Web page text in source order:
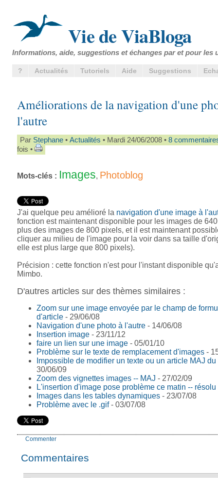
Vie de ViaBloga
Informations, aide, suggestions et échanges par et pour les
? Actualités Tutoriels Aide Suggestions
Améliorations de la navigation d'une
l'autre
Par Stephane • Actualités • Mardi 24/06/2008 • 8
fois •
Mots-clés : Images, Photoblog
J'ai quelque peu amélioré la navigation d'une image à
fonction est maintenant disponible pour les images de
plus des images de 800 pixels, et il est maintenant
cliquer au milieu de l'image pour la voir dans sa taille
elle est plus large que 800 pixels).
Précision : cette fonction n'est pour l'instant disponible
Mimbo.
D'autres articles sur des thèmes similaires :
Zoom sur une image envoyée par le champ de
d'article - 29/06/08
Navigation d'une photo à l'autre - 14/06/08
Insertion image - 23/11/12
faire un lien sur une image - 05/01/10
Problème sur le texte de remplacement d'images -
Impossible de modifier un texte ou un article MAJ
30/06/09
Zoom des vignettes images -- MAJ - 27/02/09
L'insertion d'image pose problème ce matin -- résolu
Images dans les tables dynamiques - 23/07/08
Problème avec le .gif- 03/07/08
Commenter
Commentaires